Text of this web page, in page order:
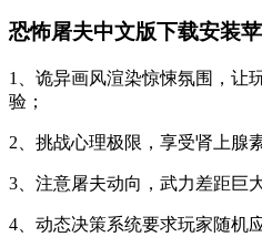
恐怖屠夫中文版下载安装
1、诡异画风渲染惊悚氛围，让
验；
2、挑战心理极限，享受肾上腺
3、注意屠夫动向，武力差距巨
4、动态决策系统要求玩家随机